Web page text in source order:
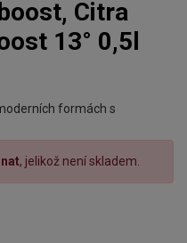
Citra
13° 0,5l
formách s
, jelikož není skladem.